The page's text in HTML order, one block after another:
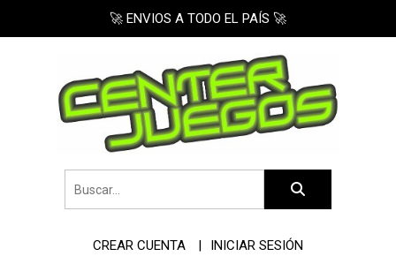
🚀 ENVIOS A TODO EL PAÍS 🚀
CREAR CUENTA INICIAR SESIÓN